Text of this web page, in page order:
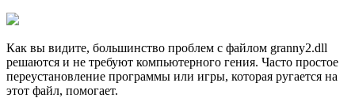
Как вы видите, большинство проблем с файлом granny2.dll
решаются и не требуют компьютерного гения. Часто простое
переустановление программы или игры, которая ругается на
этот файл, помогает.